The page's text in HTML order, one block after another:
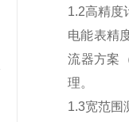
1.2高精度
电能表精
流器方案
理。
1.3宽范围